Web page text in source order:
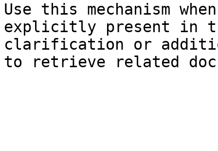
Use this mechanism
explicitly present in
clarification or